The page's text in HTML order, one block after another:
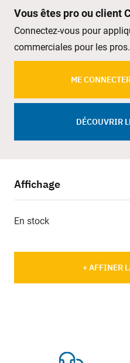
Vous êtes pro ou client
Connectez-vous pour
commerciales pour les pros.
ME
DÉCOUVRIR
Affichage
En stock
+ AFFINER